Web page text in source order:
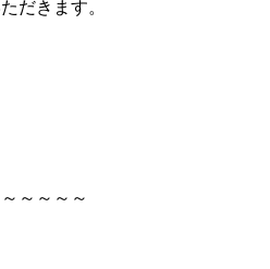
だきます。
～～～～